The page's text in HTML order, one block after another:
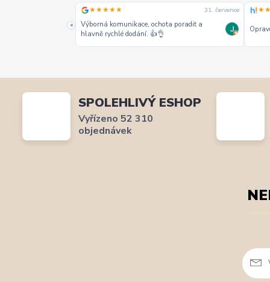
«
★★★★★ 31. července
Výborná komunikace, ochota poradit a
hlavně rychlé dodání. 👍👌
SPOLEHLIVÝ ESHOP
Vyřízeno 52 310
objednávek